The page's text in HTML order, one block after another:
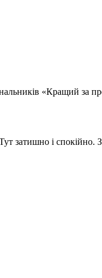
«Кращий за
затишно і